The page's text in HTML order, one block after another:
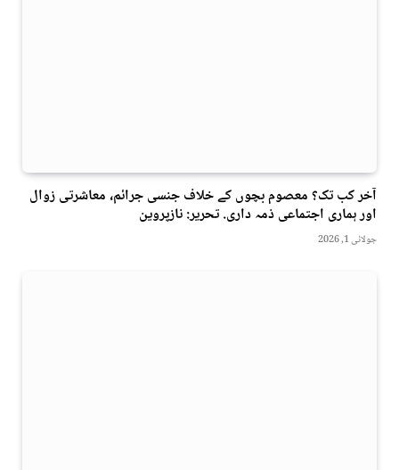
آخر کب تک؟ معصوم بچوں کے خلاف جنسی جرائم، معاشرتی زوال
اور ہماری اجتماعی ذمہ داری. تحریر: نازپروین
جولائی 1, 2026